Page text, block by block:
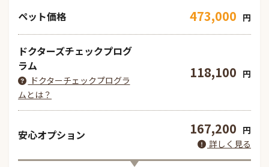
ペット価格 473,000 円
ドクターズチェックプログ
ラム
ドクターチェックプログラ
ムとは？
118,100 円
安心オプション 167,200 円
詳しく見る